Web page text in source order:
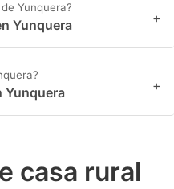
Yunquera?
Yunquera +
Yunquera +
casa rural